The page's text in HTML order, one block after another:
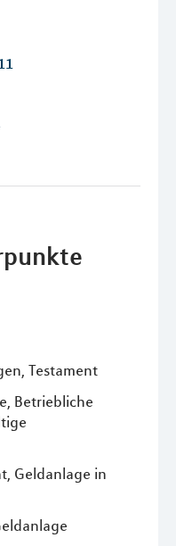
Testament
Betriebliche
Geldanlage in